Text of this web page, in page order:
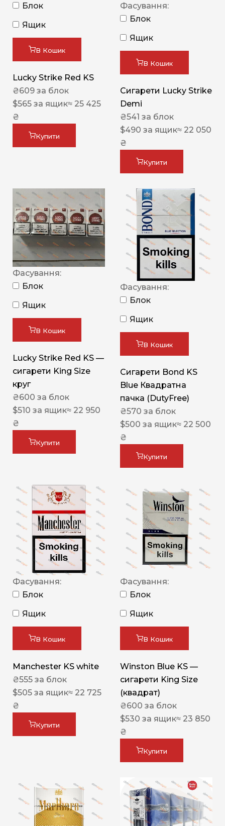
Блок
Ящик
В Кошик
Lucky Strike Red KS
₴609 за блок
$565 за ящик≈ 25 425
₴
Купити
Фасування:
Блок
Ящик
В Кошик
Сигарети Lucky Strike
Demi
₴541 за блок
$490 за ящик≈ 22 050
₴
Купити
Фасування:
Блок
Ящик
В Кошик
Lucky Strike Red KS —
сигарети King Size
круг
₴600 за блок
$510 за ящик≈ 22 950
₴
Купити
Фасування:
Блок
Ящик
В Кошик
Сигарети Bond KS
Blue Квадратна
пачка (DutyFree)
₴570 за блок
$500 за ящик≈ 22 500
₴
Купити
Фасування:
Блок
Ящик
В Кошик
Manchester KS white
₴555 за блок
$505 за ящик≈ 22 725
₴
Купити
Фасування:
Блок
Ящик
В Кошик
Winston Blue KS —
сигарети King Size
(квадрат)
₴600 за блок
$530 за ящик≈ 23 850
₴
Купити